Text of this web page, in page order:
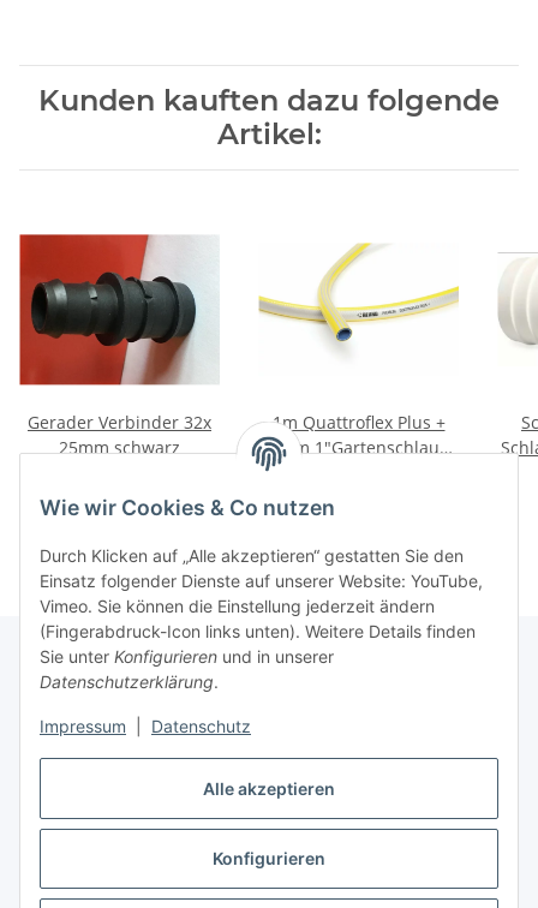
Alle akzeptieren
Konfigurieren
Wie wir Cookies & Co nutzen
Durch Klicken auf „Alle akzeptieren“ gestatten Sie den
Einsatz folgender Dienste auf unserer Website: YouTube,
Vimeo. Sie können die Einstellung jederzeit ändern
(Fingerabdruck-Icon links unten). Weitere Details finden
Sie unter Konfigurieren und in unserer
Datenschutzerklärung.
Impressum Datenschutz
Kunden kauften dazu folgende
Artikel:
Gerader Verbinder 32x
25mm schwarz
1m Quattroflex Plus +
25mm 1"Gartenschlauch
Vertrag widerrufen